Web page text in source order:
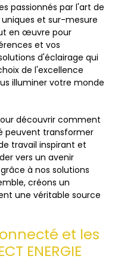
passionnés par l'art de
et sur-mesure
en œuvre pour
et vos
d'éclairage qui
de l'excellence
illuminer votre monde
découvrir comment
peuvent transformer
travail inspirant et
vers un avenir
à nos solutions
créons un
une véritable source
et les
ENERGIE